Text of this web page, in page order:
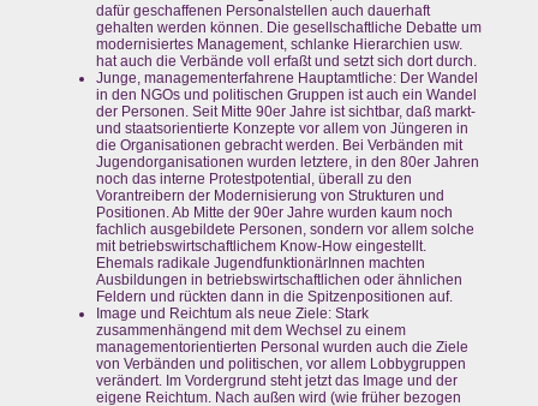
dafür geschaffenen Personalstellen auch dauerhaft
gehalten werden können. Die gesellschaftliche Debatte um
modernisiertes Management, schlanke Hierarchien usw.
hat auch die Verbände voll erfaßt und setzt sich dort durch.
Junge, managementerfahrene Hauptamtliche: Der Wandel
in den NGOs und politischen Gruppen ist auch ein Wandel
der Personen. Seit Mitte 90er Jahre ist sichtbar, daß markt-
und staatsorientierte Konzepte vor allem von Jüngeren in
die Organisationen gebracht werden. Bei Verbänden mit
Jugendorganisationen wurden letztere, in den 80er Jahren
noch das interne Protestpotential, überall zu den
Vorantreibern der Modernisierung von Strukturen und
Positionen. Ab Mitte der 90er Jahre wurden kaum noch
fachlich ausgebildete Personen, sondern vor allem solche
mit betriebswirtschaftlichem Know-How eingestellt.
Ehemals radikale JugendfunktionärInnen machten
Ausbildungen in betriebswirtschaftlichen oder ähnlichen
Feldern und rückten dann in die Spitzenpositionen auf.
Image und Reichtum als neue Ziele: Stark
zusammenhängend mit dem Wechsel zu einem
managementorientierten Personal wurden auch die Ziele
von Verbänden und politischen, vor allem Lobbygruppen
verändert. Im Vordergrund steht jetzt das Image und der
eigene Reichtum. Nach außen wird (wie früher bezogen